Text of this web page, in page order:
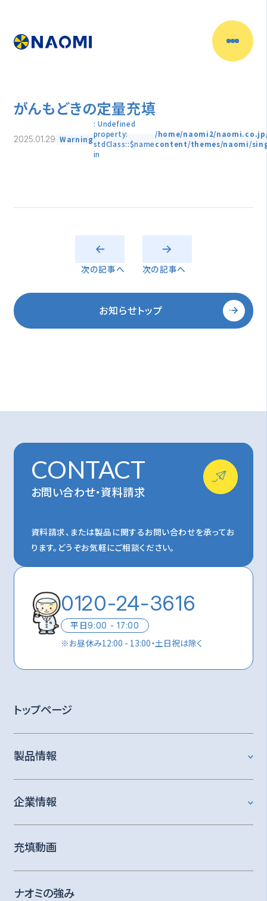
がんもどきの定量充填
2025.01.29 Warning
: Undefined
property:
stdClass::$name
in
/home/naomi2/
content/themes/naomi/
次の記事へ 次の記事へ
お知らせトップ
CONTACT
お問い合わせ・資料請求
資料請求、または製品に関するお問い合わせを承ってお
ります。 どうぞお気軽にご相談ください。
0120-24-3616
平日9:00 - 17:00
※お昼休み12:00 - 13:00・土日祝は除く
トップページ
製品情報
企業情報
充填動画
ナオミの強み